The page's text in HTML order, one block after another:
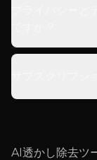
AI透かし除去ツ